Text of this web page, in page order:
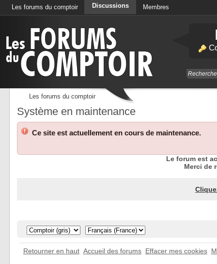
Les forums du comptoir Discussions Membres
Les forums du comptoir
Système en maintenance
Ce site est actuellement en cours de maintenance.
Le forum est
Merci de
Retourner en haut Accueil des forums Effacer mes cookies